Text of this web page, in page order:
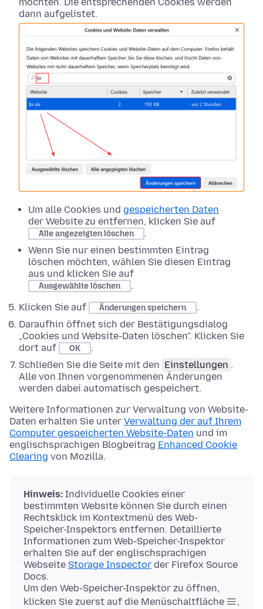
möchten. Die entsprechenden Cookies werden
dann aufgelistet.
Um alle Cookies und gespeicherten Daten
der Website zu entfernen, klicken Sie auf
Alle angezeigten löschen
.
Wenn Sie nur einen bestimmten Eintrag
löschen möchten, wählen Sie diesen Eintrag
aus und klicken Sie auf
Ausgewählte löschen
.
Klicken Sie auf
Änderungen speichern
.
Daraufhin öffnet sich der Bestätigungsdialog
„Cookies und Website-Daten löschen". Klicken Sie
dort auf
OK
.
Schließen Sie die Seite mit den Einstellungen .
Alle von Ihnen vorgenommenen Änderungen
werden dabei automatisch gespeichert.
Weitere Informationen zur Verwaltung von Website-
Daten erhalten Sie unter Verwaltung der auf Ihrem
Computer gespeicherten Website-Daten und im
englischsprachigen Blogbeitrag Enhanced Cookie
Clearing von Mozilla.
Hinweis: Individuelle Cookies einer
bestimmten Website können Sie durch einen
Rechtsklick im Kontextmenü des Web-
Speicher-Inspektors entfernen. Detaillierte
Informationen zum Web-Speicher-Inspektor
erhalten Sie auf der englischsprachigen
Webseite Storage Inspector der Firefox Source
Docs.
Um den Web-Speicher-Inspektor zu öffnen,
klicken Sie zuerst auf die Menüschaltfläche
,